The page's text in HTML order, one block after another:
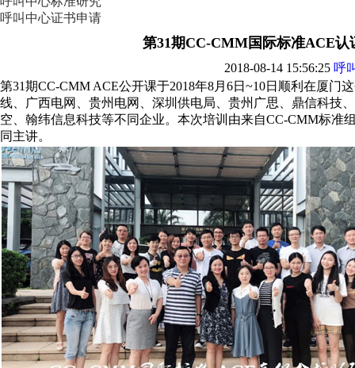
呼叫中心证书申请
第31期CC-CMM国际标准ACE认
2018-08-14 15:56:25 呼
第31期CC-CMM ACE公开课于2018年8月6日~10日顺利在厦门
线、广西电网、贵州电网、深圳供电局、贵州广思、鼎信科技
空、翰纬信息科技等不同企业。本次培训由来自CC-CMM标准
同主讲。